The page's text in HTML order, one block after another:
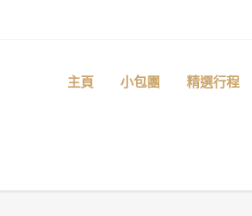
主頁 小包團 精選行程